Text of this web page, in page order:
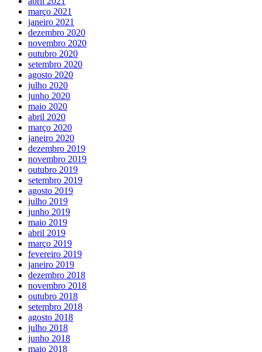
março 2021
janeiro 2021
dezembro 2020
novembro 2020
outubro 2020
setembro 2020
agosto 2020
julho 2020
junho 2020
maio 2020
abril 2020
março 2020
janeiro 2020
dezembro 2019
novembro 2019
outubro 2019
setembro 2019
agosto 2019
julho 2019
junho 2019
maio 2019
abril 2019
março 2019
fevereiro 2019
janeiro 2019
dezembro 2018
novembro 2018
outubro 2018
setembro 2018
agosto 2018
julho 2018
junho 2018
maio 2018